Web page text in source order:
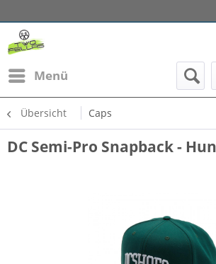
Menü
Übersicht Caps
DC Semi-Pro Snapback -